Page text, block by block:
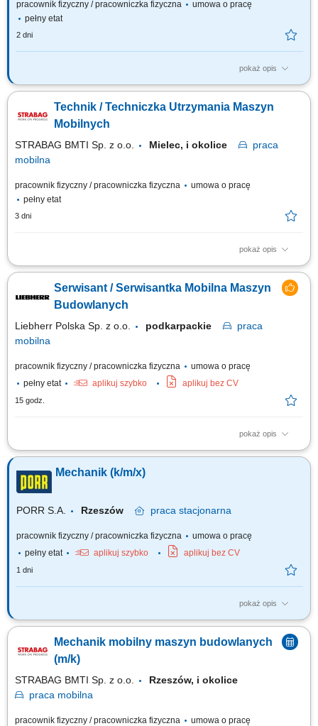
pracownik fizyczny / pracowniczka fizyczna
umowa o pracę
pełny etat
2 dni
pokaż opis
Twój zakres obowiązków: wykonywanie bieżących napraw i przeglądów
mechanicznych, realizacja prac konserwacyjnych i remontowych,
wymiana elementów maszyn, współpraca z zespołem utrzymania ruchu
Technik / Techniczka Utrzymania Maszyn
Mobilnych
STRABAG BMTI Sp. z o.o. Mielec, i okolice
praca
mobilna
pracownik fizyczny / pracowniczka fizyczna
umowa o pracę
pełny etat
3 dni
pokaż opis
Opis stanowiska przeprowadzanie napraw oraz serwisów koparek,
konserwacja urządzeń pomocniczych takich jak zagęszczarki i piły,
wykonywanie przeglądów technicznych oraz działań modernizacyjnych,
Serwisant / Serwisantka Mobilna Maszyn
Budowlanych
Liebherr Polska Sp. z o.o. podkarpackie
praca
mobilna
pracownik fizyczny / pracowniczka fizyczna
umowa o pracę
pełny etat
aplikuj szybko aplikuj bez CV
15 godz.
pokaż opis
Serwisant / Serwisantka Mobilna Maszyn Budowlanych Miejsce pracy:
rekrutacja@liebherr.com lub Liebherr-Polska Sp. z o.o. ul.Hansa
Liebherra 8, 41-710 Ruda Śląska tel. 32 342 69 72 Dziękujemy za
Mechanik (k/m/x)
PORR S.A. Rzeszów praca stacjonarna
pracownik fizyczny / pracowniczka fizyczna
umowa o pracę
pełny etat
aplikuj szybko aplikuj bez CV
1 dni
pokaż opis
Twoje zadanie: Wykonywanie czynności serwisowych w obszarze
mechanicznym. Diagnostyka i usuwanie awarii urządzeń mechanicznych.
Konserwacja i przeglądy okresowe urządzeń i instalacji w zakresie
mechanicznym. Współpraca z zespołem utrzymania ruchu. Raportowanie
Mechanik mobilny maszyn budowlanych
(m/k)
STRABAG BMTI Sp. z o.o.
Rzeszów, i okolice
praca mobilna
pracownik fizyczny / pracowniczka fizyczna
umowa o pracę